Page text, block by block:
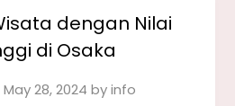
dengan Nilai
di Osaka
May 28, 2024 byinfo